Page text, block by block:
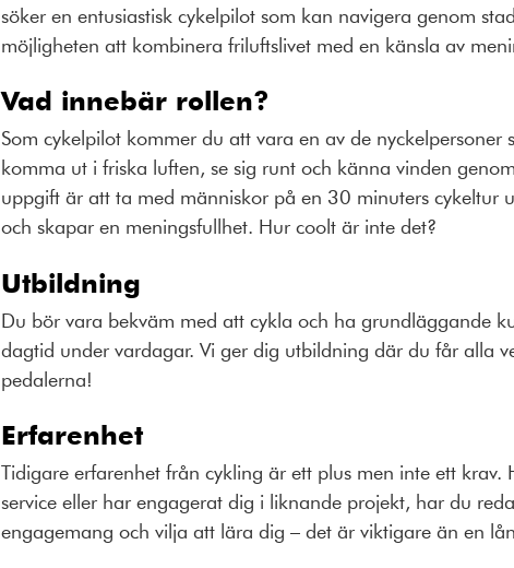
söker en entusiastisk cykelpilot som kan navigera genom
möjligheten att kombinera friluftslivet med en känsla av
Vad innebär rollen?
Som cykelpilot kommer du att vara en av de
komma ut i friska luften, se sig runt och känna vinden
uppgift är att ta med människor på en 30 minuters cykeltur
och skapar en meningsfullhet. Hur coolt är inte det?
Utbildning
Du bör vara bekväm med att cykla och ha grundläggande
dagtid under vardagar. Vi ger dig utbildning där du får alla
pedalerna!
Erfarenhet
Tidigare erfarenhet från cykling är ett plus men inte ett
service eller har engagerat dig i liknande projekt, har du
engagemang och vilja att lära dig – det är viktigare än en